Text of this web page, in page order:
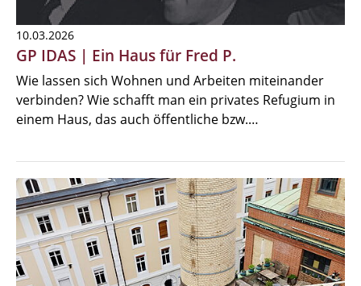
10.03.2026
GP IDAS | Ein Haus für Fred P.
Wie lassen sich Wohnen und Arbeiten miteinander
verbinden? Wie schafft man ein privates Refugium in
einem Haus, das auch öffentliche bzw.…